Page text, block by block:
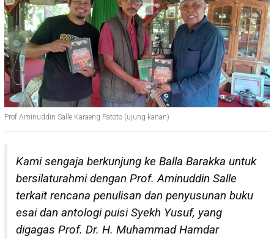
Prof Aminuddin Salle Karaeng Patoto (ujung kanan)
Kami sengaja berkunjung ke Balla Barakka untuk
bersilaturahmi dengan Prof. Aminuddin Salle
terkait rencana penulisan dan penyusunan buku
esai dan antologi puisi Syekh Yusuf, yang
digagas Prof. Dr. H. Muhammad Hamdar